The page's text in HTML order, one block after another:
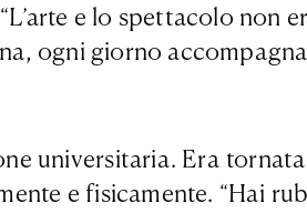
e lo spettacolo non
ogni giorno
universitaria. Era
e fisicamente. “Hai